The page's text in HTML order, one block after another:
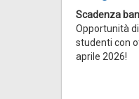
Scadenza
Opportunità
studenti con
aprile 2026!